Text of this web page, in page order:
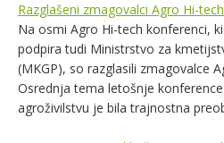
Razglašeni zmagovalci Agro Hi-
Na osmi Agro Hi-tech konferenci,
podpira tudi Ministrstvo za
(MKGP), so razglasili zmagovalce
Osrednja tema letošnje
agroživilstvu je bila trajnostna